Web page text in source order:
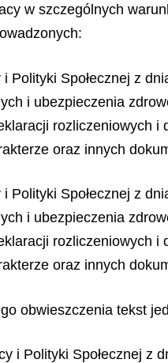
w szczególnych
Polityki Społecznej z
i ubezpieczenia
rozliczeniowych
oraz innych
Polityki Społecznej z
i ubezpieczenia
oraz innych
obwieszczenia tekst
i Polityki Społecznej z